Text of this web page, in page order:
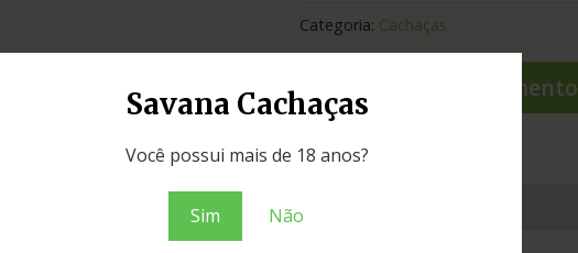
Savana Cachaças
Você possui mais de 18 anos?
Sim Não
Categoria: Cachaças
Adicionar ao orçamento